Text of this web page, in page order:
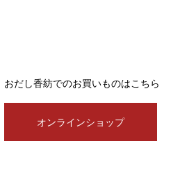
おだし香紡でのお買いものはこちら
オンラインショップ